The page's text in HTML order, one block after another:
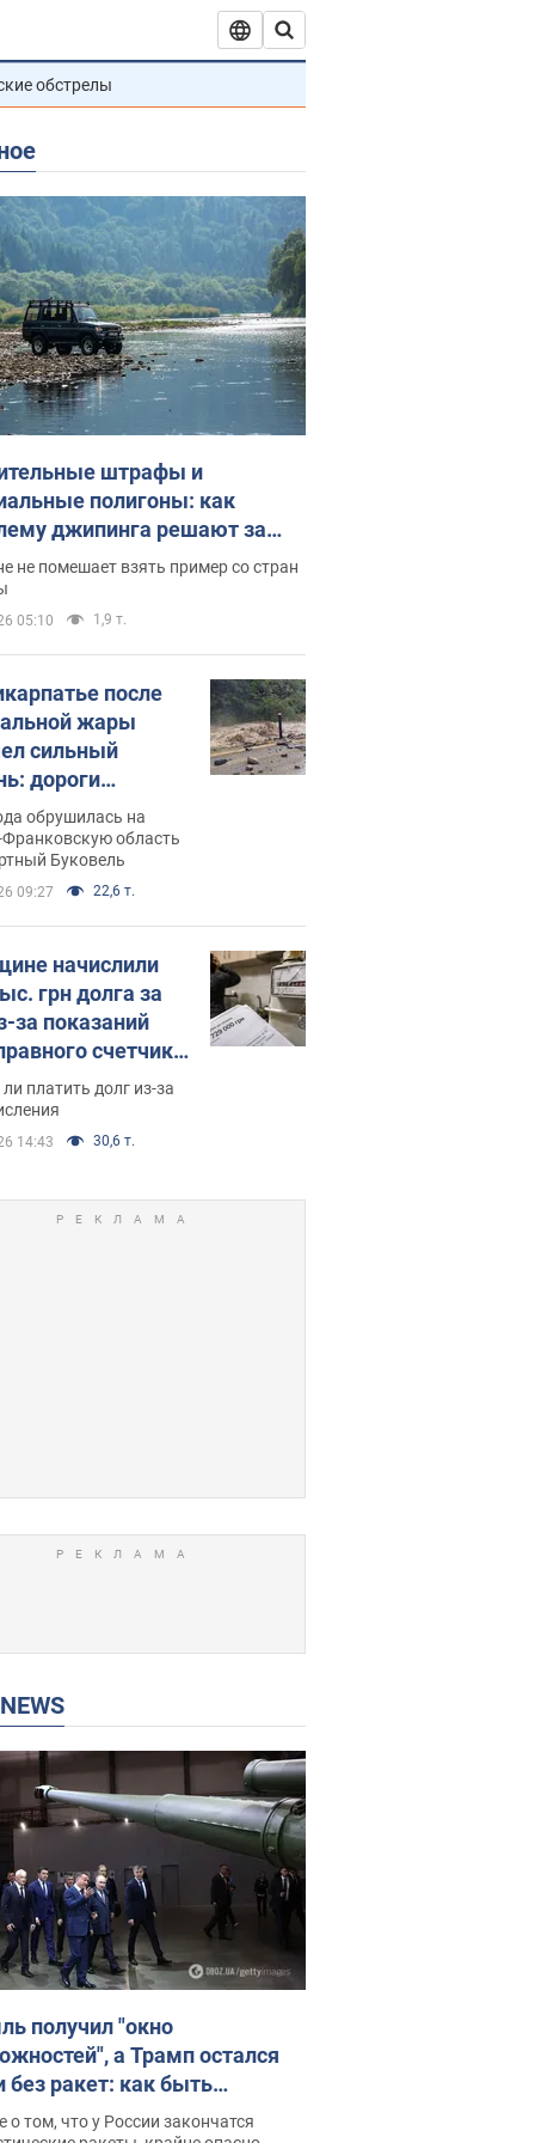
обстрелы
штрафы и
полигоны: как
джипинга решают за
не помешает взять пример со стран
05:10 1,9 т.
после
жары
сильный
дороги
в реки.
обрушилась на
область
Буковель
09:27 22,6 т.
начислили
грн долга за
за показаний
счетчика:
вынес
решение
платить долг из-за
14:43 30,6 т.
NEWS
получил "окно
а Трамп остался
без ракет: как быть
Интервью с Мельником
о том, что у России закончатся